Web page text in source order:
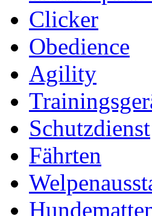
Clicker
Obedience
Agility
Schutzdienst
Fährten